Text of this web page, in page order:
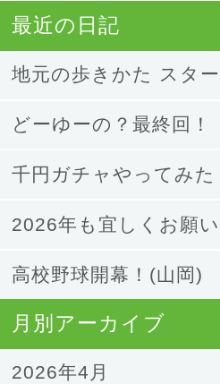
最近の日記
地元の歩きかた スター
どーゆーの？最終回！
千円ガチャやってみた
2026年も宜しくお願
高校野球開幕！(山岡)
月別アーカイブ
2026年4月